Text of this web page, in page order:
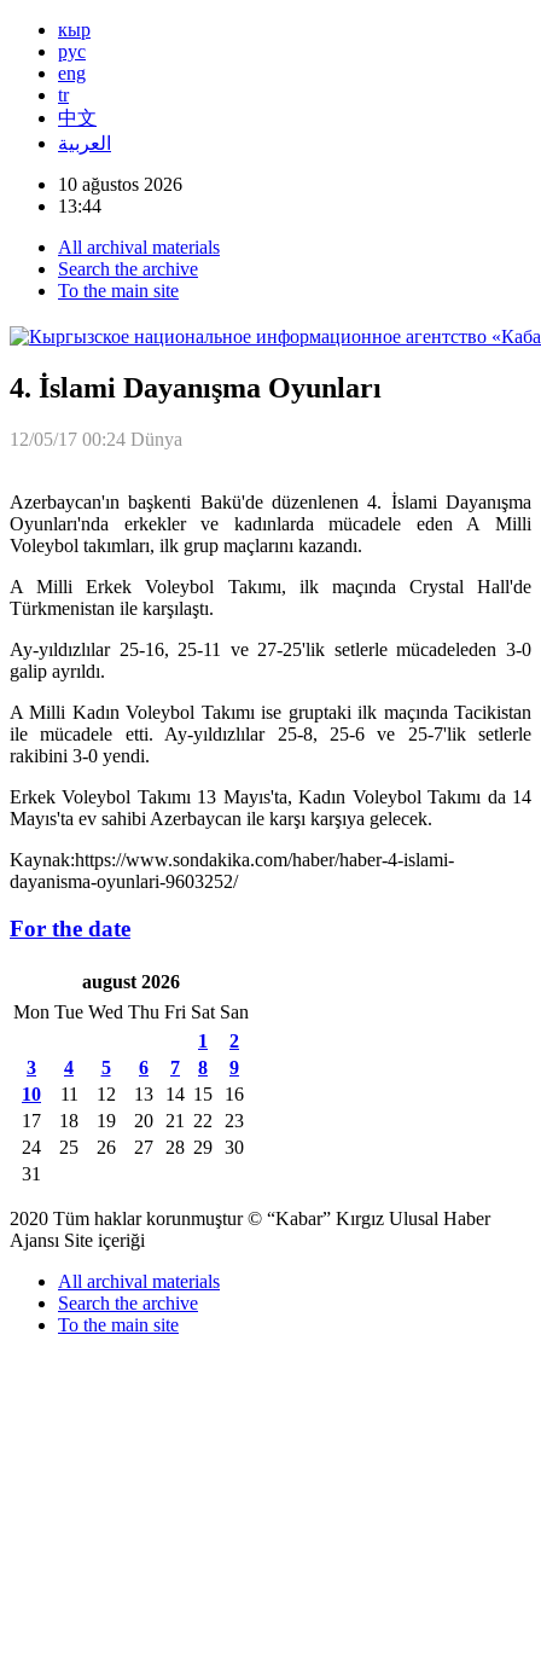
кыр
рус
eng
tr
中文
العربية
10 ağustos 2026
13:44
All archival materials
Search the archive
To the main site
4. İslami Dayanışma Oyunları
12/05/17 00:24 Dünya
Azerbaycan'ın başkenti Bakü'de düzenlenen 4. İslami Dayanışma
Oyunları'nda erkekler ve kadınlarda mücadele eden A Milli
Voleybol takımları, ilk grup maçlarını kazandı.
A Milli Erkek Voleybol Takımı, ilk maçında Crystal Hall'de
Türkmenistan ile karşılaştı.
Ay-yıldızlılar 25-16, 25-11 ve 27-25'lik setlerle mücadeleden 3-0
galip ayrıldı.
A Milli Kadın Voleybol Takımı ise gruptaki ilk maçında Tacikistan
ile mücadele etti. Ay-yıldızlılar 25-8, 25-6 ve 25-7'lik setlerle
rakibini 3-0 yendi.
Erkek Voleybol Takımı 13 Mayıs'ta, Kadın Voleybol Takımı da 14
Mayıs'ta ev sahibi Azerbaycan ile karşı karşıya gelecek.
Kaynak:https://www.sondakika.com/haber/haber-4-islami-
dayanisma-oyunlari-9603252/
For the date
august 2026
Mon Tue Wed Thu Fri Sat San
1
2
3
4 5 6 7 8
9
10
11 12 13 14 15
16
17
18 19 20 21 22
23
24
25 26 27 28 29 30
31
2020 Tüm haklar korunmuştur © “Kabar” Kırgız Ulusal Haber
Ajansı Site içeriği
All archival materials
Search the archive
To the main site